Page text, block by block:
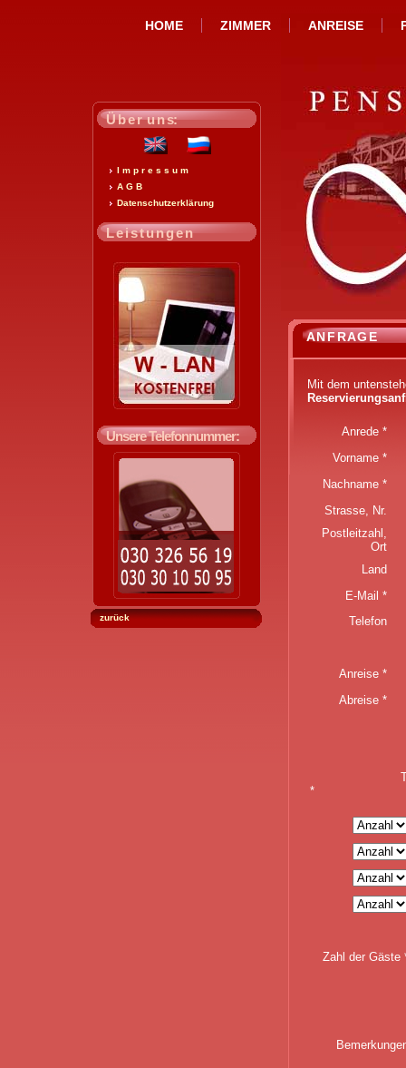
HOME ZIMMER ANREISE
Ü b e r u n s:
I m p r e s s u m
A G B
Datenschutzerklärung
L e i s t u n g e n
Unsere Telefonnummer:
zurück
A N F R A G E
Mit dem
Anrede *
Vorname *
Nachname *
Strasse, Nr.
Postleitzahl,
Ort
Land
E-Mail *
Telefon
Anreise *
Abreise *
Treffen Sie
*
Zahl der Gäste